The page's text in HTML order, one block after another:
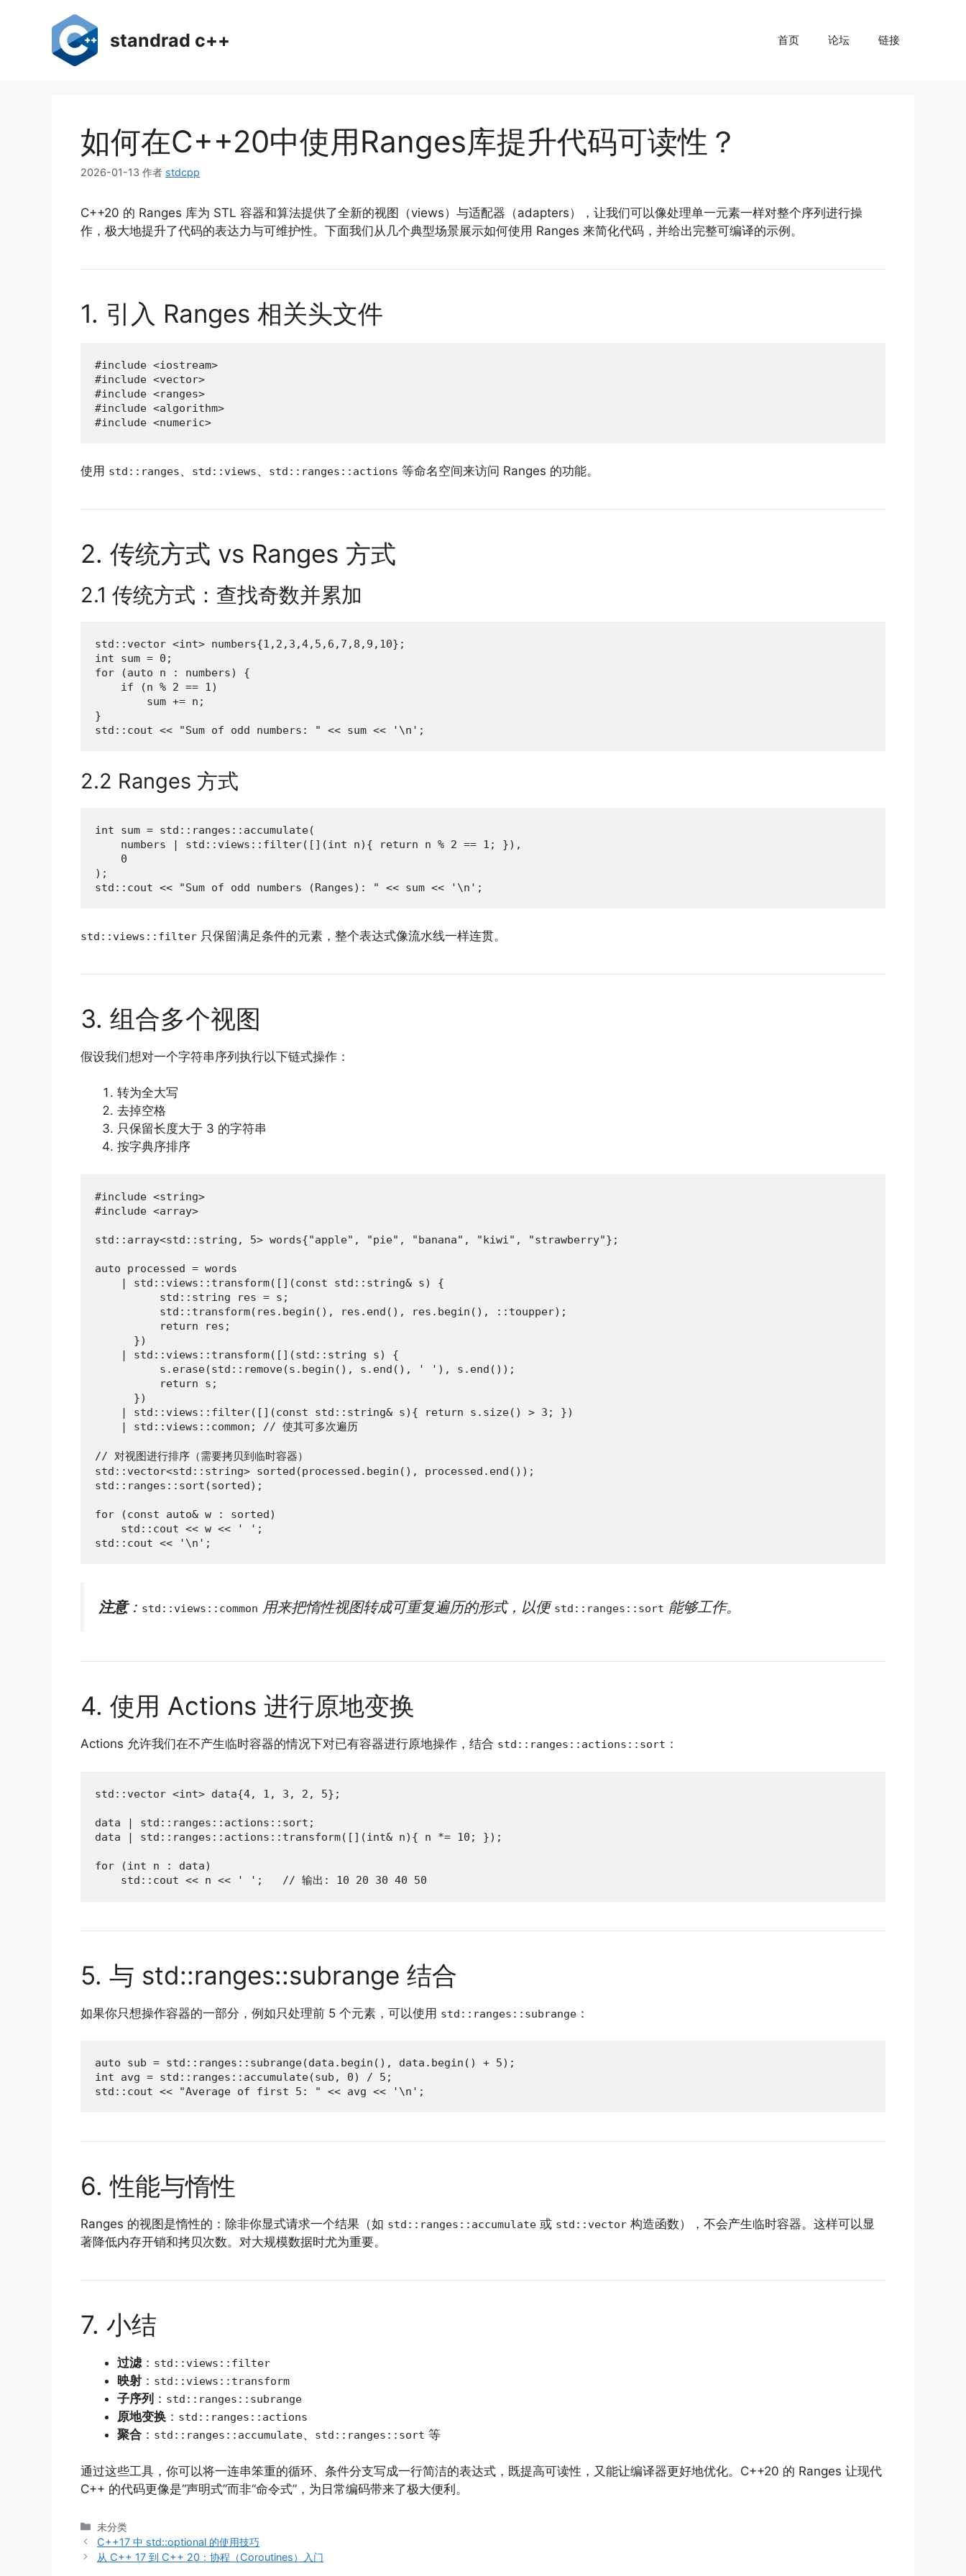
standrad c++ 首页 论坛 链接
如何在C++20中使用Ranges库提升代码可读性？
2026-01-13 作者 stdcpp
C++20 的 Ranges 库为 STL 容器和算法提供了全新的视图（views）与适配器（adapters），让我们可以像处理单一元素一样对整个序列进行操
作，极大地提升了代码的表达力与可维护性。下面我们从几个典型场景展示如何使用 Ranges 来简化代码，并给出完整可编译的示例。
1. 引入 Ranges 相关头文件
#include <iostream>
#include <vector>
#include <ranges>
#include <algorithm>
#include <numeric>
使用 std::ranges、 std::views、 std::ranges::actions 等命名空间来访问 Ranges 的功能。
2. 传统方式 vs Ranges 方式
2.1 传统方式：查找奇数并累加
std::vector <int> numbers{1,2,3,4,5,6,7,8,9,10};
int sum = 0;
for (auto n : numbers) {
    if (n % 2 == 1)
        sum += n;
}
std::cout << "Sum of odd numbers: " << sum << '\n';
2.2 Ranges 方式
int sum = std::ranges::accumulate(
    numbers | std::views::filter([](int n){ return n % 2 == 1; }),
    0
);
std::cout << "Sum of odd numbers (Ranges): " << sum << '\n';
std::views::filter 只保留满足条件的元素，整个表达式像流水线一样连贯。
3. 组合多个视图
假设我们想对一个字符串序列执行以下链式操作：
转为全大写
去掉空格
只保留长度大于 3 的字符串
按字典序排序
#include <string>
#include <array>
std::array<std::string, 5> words{"apple", "pie", "banana", "kiwi", "strawberry"};
auto processed = words
    | std::views::transform([](const std::string& s) {
          std::string res = s;
          std::transform(res.begin(), res.end(), res.begin(), ::toupper);
          return res;
      })
    | std::views::transform([](std::string s) {
          s.erase(std::remove(s.begin(), s.end(), ' '), s.end());
          return s;
      })
    | std::views::filter([](const std::string& s){ return s.size() > 3; })
    | std::views::common; // 使其可多次遍历
// 对视图进行排序（需要拷贝到临时容器）
std::vector<std::string> sorted(processed.begin(), processed.end());
std::ranges::sort(sorted);
for (const auto& w : sorted)
    std::cout << w << ' ';
std::cout << '\n';
注意： std::views::common 用来把惰性视图转成可重复遍历的形式，以便 std::ranges::sort 能够工作。
4. 使用 Actions 进行原地变换
Actions 允许我们在不产生临时容器的情况下对已有容器进行原地操作，结合 std::ranges::actions::sort ：
std::vector <int> data{4, 1, 3, 2, 5};
data | std::ranges::actions::sort;
data | std::ranges::actions::transform([](int& n){ n *= 10; });
for (int n : data)
    std::cout << n << ' ';   // 输出: 10 20 30 40 50
5. 与 std::ranges::subrange 结合
如果你只想操作容器的一部分，例如只处理前 5 个元素，可以使用 std::ranges::subrange ：
auto sub = std::ranges::subrange(data.begin(), data.begin() + 5);
int avg = std::ranges::accumulate(sub, 0) / 5;
std::cout << "Average of first 5: " << avg << '\n';
6. 性能与惰性
Ranges 的视图是惰性的：除非你显式请求一个结果（如 std::ranges::accumulate 或 std::vector 构造函数），不会产生临时容器。这样可以显
著降低内存开销和拷贝次数。对大规模数据时尤为重要。
7. 小结
过滤： std::views::filter
映射 ： std::views::transform
子序列 ： std::ranges::subrange
原地变换 ： std::ranges::actions
聚合 ： std::ranges::accumulate、 std::ranges::sort 等
通过这些工具，你可以将一连串笨重的循环、条件分支写成一行简洁的表达式，既提高可读性，又能让编译器更好地优化。C++20 的 Ranges 让现代
C++ 的代码更像是“声明式”而非“命令式”，为日常编码带来了极大便利。
分
类
未分类
C++17 中 std::optional 的使用技巧
从 C++ 17 到 C++ 20：协程（Coroutines）入门